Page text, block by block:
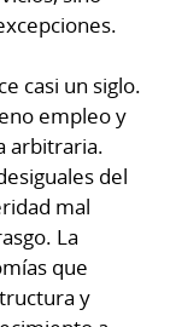
casi un siglo.
empleo y
arbitraria.
del
mal
La
que
y